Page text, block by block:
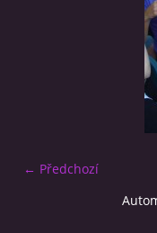
← Předchozí